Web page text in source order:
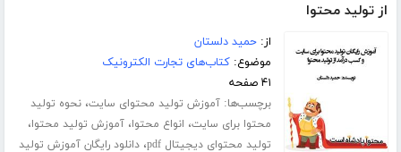
از تولید محتوا
از:حمید دلستان
موضوع:کتاب‌های تجارت الکترونیک
۴۱ صفحه
برچسب‌ها:آموزش تولید محتوای سایت،نحوه تولید
محتوا برای سایت، انواع محتوا،آموزش تولید محتوا،
تولید محتوای دیجیتال pdf ،دانلود رایگان آموزش تولید